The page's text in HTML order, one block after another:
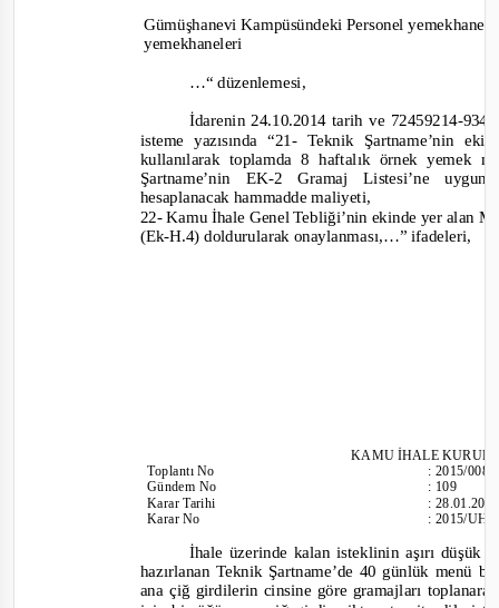
Gümüşhanevi Kampüsündeki Personel
yemekhaneleri
…“ düzenlemesi,
İdarenin 24.10.2014 tarih ve 72459214-
isteme yazısında“21-Teknik Şartname’nin
kullanılarak toplamda 8 haftalık örnek yemek
Şartname’nin EK-2 Gramaj Listesi’ne
hesaplanacak hammadde maliyeti,
22-Kamu İhale Genel Tebliği’nin ekinde yer alan
(Ek-H.4) doldurularak onaylanması,…” ifadeleri,
KAMU İHALE
ToplantıNo
Gündem No
Karar Tarihi
Karar No
:2015/008
: 109
:
:2015/
İhale üzerinde kalan isteklinin aşırı düşük
hazırlanan Teknik Şartname’de 40 günlük menü
ana çiğ girdilerin cinsine göre gramajları